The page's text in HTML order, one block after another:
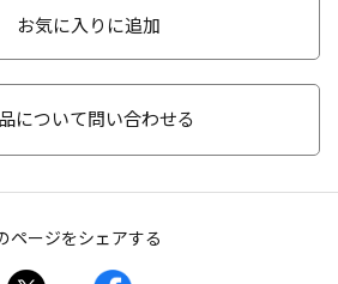
お気に入りに追加
について問い合わせる
ページをシェアする